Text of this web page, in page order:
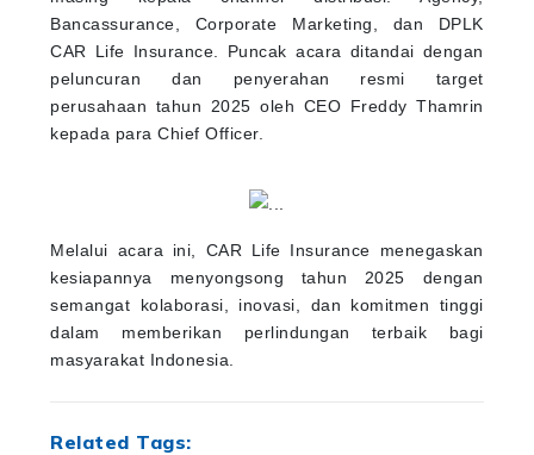
Bancassurance, Corporate Marketing, dan DPLK
CAR Life Insurance. Puncak acara ditandai dengan
peluncuran dan penyerahan resmi target
perusahaan tahun 2025 oleh CEO Freddy Thamrin
kepada para Chief Officer.
Melalui acara ini, CAR Life Insurance menegaskan
kesiapannya menyongsong tahun 2025 dengan
semangat kolaborasi, inovasi, dan komitmen tinggi
dalam memberikan perlindungan terbaik bagi
masyarakat Indonesia.
Related Tags: